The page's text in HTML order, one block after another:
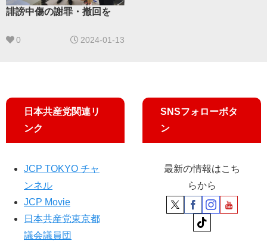
誹謗中傷の謝罪・撤回を
0 2024-01-13
日本共産党関連リ
ンク
JCP TOKYO チャ
ンネル
JCP Movie
日本共産党東京都
議会議員団
SNSフォローボタ
ン
最新の情報はこち
らから